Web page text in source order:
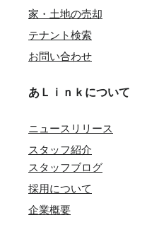
家・土地の売却
テナント検索
お問い合わせ
あＬｉｎｋについて
ニュースリリース
スタッフ紹介
スタッフブログ
採用について
企業概要